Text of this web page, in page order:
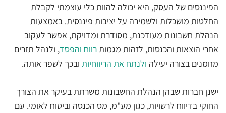
הפיננסים של העסק, היא יכולה להוות כלי עוצמתי לקבלת
החלטות מושכלות ולשמירה על יציבות פיננסית. באמצעות
הנהלת חשבונות מעודכנת, מסודרת ומדויקת, אפשר לעקוב
אחרי הוצאות והכנסות, לזהות מגמותרווח והפסד, ולנהל תזרים
מזומנים בצורה יעילה ולנתח את הריווחיות ובכך לשפר אותה.
ישנן חברות שבהן הנהלת החשבונות משרתת בעיקר את הצורך
החוקי בדיווח לרשויות, כגון מע"מ, מס הכנסה וביטוח לאומי. עם